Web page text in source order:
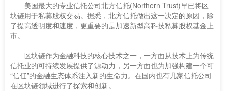
美国最大的专业信托公司北方信托(Northern Trust)早已将区
块链用于私募股权交易。据悉，北方信托做出这一决定的原因，除
了提高透明度和速度，更重要的是加速新型高科技私募股权基金上
市。
区块链作为金融科技的核心技术之一，一方面从技术上为传统
信托业的可持续发展提供了源动力，另一方面也为加强构建一个可
“信任”的金融生态体系注入新的生命力。在国内也有几家信托公司
在区块链领域进行了探索和创新。